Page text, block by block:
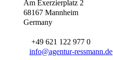
Am Exerzierplatz 2
68167 Mannheim
Germany
+49 621 122 977 0
info@agentur-ressmann.de